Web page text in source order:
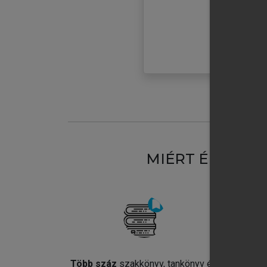
MIÉRT
Több száz szakkönyv, tankönyv és